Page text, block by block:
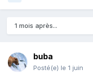
1 mois après...
buba
Posté(e) le 1 juin